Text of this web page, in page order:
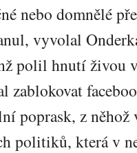
nebo domnělé
vyvolal
polil hnutí živou
zablokovat
poprask, z něhož
politiků, která v